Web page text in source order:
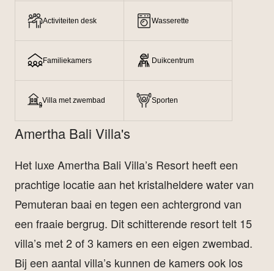
Amertha Bali Villa's
Het luxe Amertha Bali Villa’s Resort heeft een
prachtige locatie aan het kristalheldere water van
Pemuteran baai en tegen een achtergrond van
een fraaie bergrug. Dit schitterende resort telt 15
villa’s met 2 of 3 kamers en een eigen zwembad.
Bij een aantal villa’s kunnen de kamers ook los
Activiteiten desk Wasserette
Familiekamers Duikcentrum
Villa met zwembad Sporten